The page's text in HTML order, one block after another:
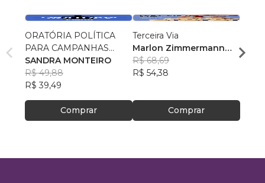
ORATÓRIA POLÍTICA
PARA CAMPANHAS
ELEITORAIS
SANDRA MONTEIRO
R$ 49,88
R$ 39,49
Comprar
Terceira Via
Marlon Zimmermann
Bewiahn
R$ 68,69
R$ 54,38
Comprar